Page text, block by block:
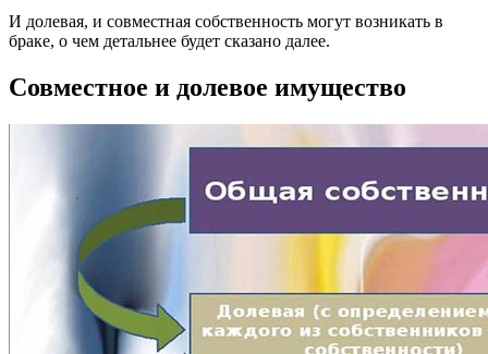
И долевая, и совместная собственность могут возникать в
браке, о чем детальнее будет сказано далее.
Совместное и долевое имущество